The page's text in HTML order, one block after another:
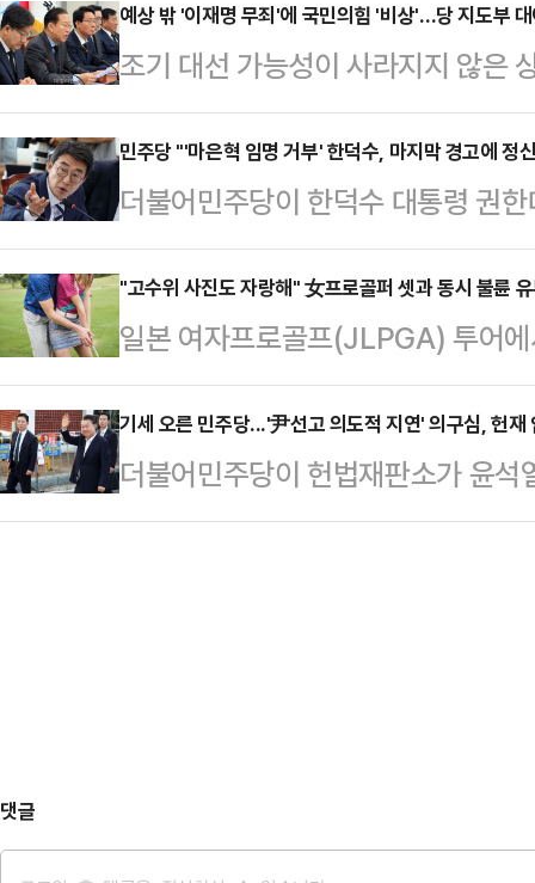
"이재명 대표는 입만 열면 거짓말
회에서 기자회견을 마친 뒤 기자들
원이던 예비비를 2조원 삭감했다"
대전시당위원회에서 열린 현장 최
억원이 있는데 무슨 예산이 부족하
비비 삭감 주장에 반박했…
예상 밖 '이재명 무죄'에 국민의힘 '비상'…당 지도부
조기 대선 가능성이 사라지지 않은
략 수정이 불가피하게 됐다. 국민의
민주당 대표의 사법 리스크 부각을
직선거법 위반 사건 항소심에서 무
향을 미칠 가장 큰 사법 리스크는
심 판결을 유죄 취지로 파기해도 고
종 확정을 해야 하기 때문에 시간상
다는 분석이다. 이에…
민주당 "'마은혁 임명 거부' 한덕수, 마지막 경고에 정
더불어민주당이 한덕수 대통령 권
관 후보자 임명을 재차 독촉했다.
리핑에서 "마지막 경고에 정신을
변인은 "'마은혁 임명 거부'는 그 자
역사는 부역자로, 법정은 내란 공범
"한 총리가 대통령 권행대행의 지
인 마은혁 후보자에 대한 국회 의결
난 2월 27일 …
"고수위 사진도 자랑해" 女프로골퍼 셋과 동시 불륜
일본 여자프로골프(JLPGA) 투어
명의 젊은 여성 프로 골퍼들과 불륜
본 현지 매체들은 주간지 주간문춘
가 투어 우승 경력이 있는 선수를
시에 불륜 관계를 맺고 있다"며 "그
기세 오른 민주당...'尹선고 의도적 지연' 의구심, 헌재
더불어민주당이 헌법재판소가 윤
의로 늦추고 있다는 의혹을 제기했
댓글